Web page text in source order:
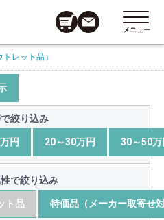
メニュー
トレット品」
絞り込み
円 20～30万円 30～50万
で絞り込み
ト品 特価品（メーカー取寄せ